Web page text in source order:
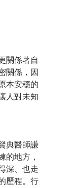
關係著自
關係，因
本安穩的
人對未知
典醫師謙
的地方，
深、也走
歷程。行